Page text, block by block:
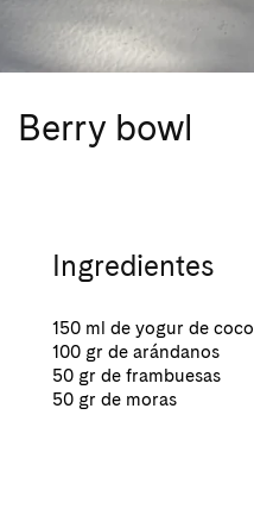
Berry bowl
Ingredientes
150 ml de yogur de coco
100 gr de arándanos
50 gr de frambuesas
50 gr de moras